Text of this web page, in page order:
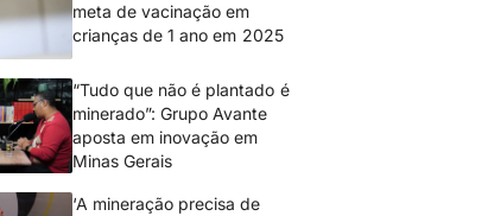
meta de vacinação em
crianças de 1 ano em 2025
“Tudo que não é plantado é
minerado”: Grupo Avante
aposta em inovação em
Minas Gerais
‘A mineração precisa de